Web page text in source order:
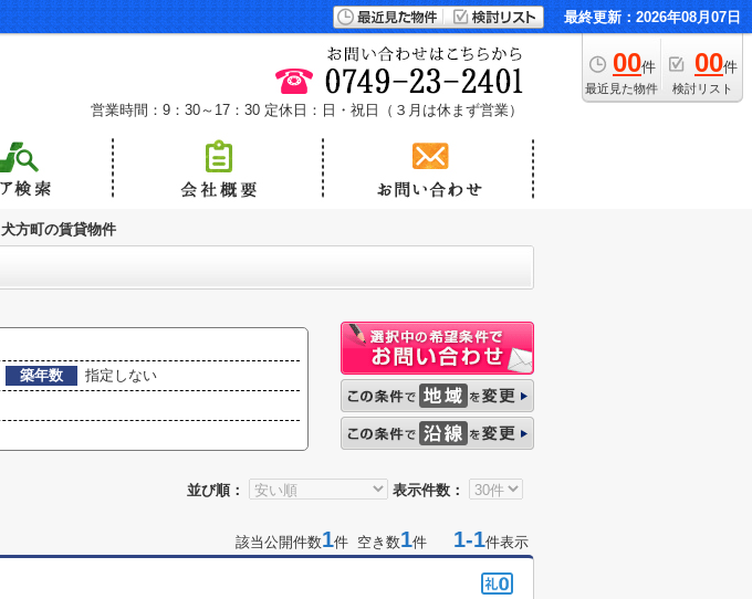
最終更新：2026年08月07日
00件
最近見た物件
00件
検討リスト
営業時間：9：30～17：30 定休日：日・祝日（３月は休まず営業）
犬方町の賃貸物件
築年数
指定しない
並び順： 表示件数：
該当公開件数1件 空き数1件 1-1件表示